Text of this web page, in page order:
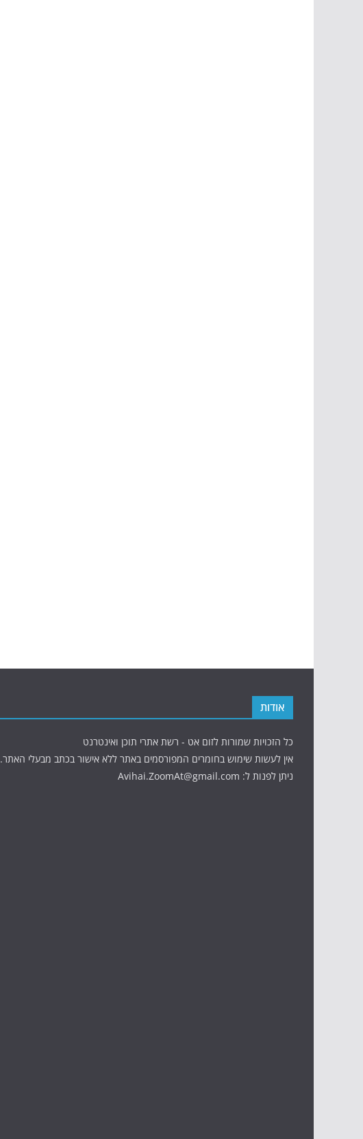
אודות
כל הזכויות שמורות לזום אט - רשת אתרי תוכן ואינטרנט
אין לעשות שימוש בחומרים המפורסמים באתר ללא אישור בכתב מבעלי האתר.
ניתן לפנות ל: Avihai.ZoomAt@gmail.com